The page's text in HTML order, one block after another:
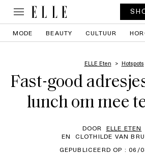
MODE BEAUTY CULTUUR
ELLE Eten Hotspots
Fast-good
lunch om mee
DOOR ELLE ETEN
EN
CLOTHILDE VAN
GEPUBLICEERD OP : 06/